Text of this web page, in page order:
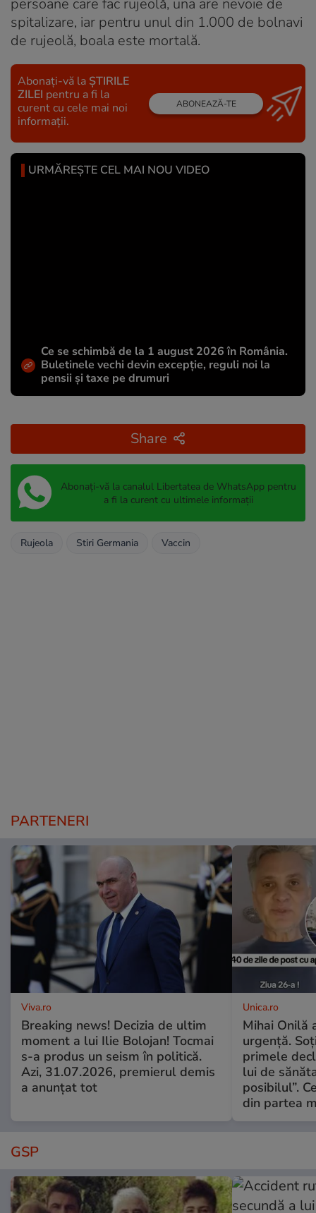
persoane care fac rujeolă, una are nevoie de
spitalizare, iar pentru unul din 1.000 de bolnavi
de rujeolă, boala este mortală.
Abonați-vă la ȘTIRILE
ZILEI pentru a fi la
curent cu cele mai noi
informații.
ABONEAZĂ-TE
URMĂREȘTE CEL MAI NOU VIDEO
Ce se schimbă de la 1 august 2026 în România.
Buletinele vechi devin excepție, reguli noi la
pensii și taxe pe drumuri
Share
Abonați-vă la canalul Libertatea de WhatsApp pentru
a fi la curent cu ultimele informații
Rujeola Stiri Germania Vaccin
PARTENERI
Viva.ro
Breaking news! Decizia de ultim
moment a lui Ilie Bolojan! Tocmai
s-a produs un seism în politică.
Azi, 31.07.2026, premierul demis
a anunțat tot
Unica.ro
Mihai Onilă
urgență.
primele
lui de
posibilul”.
din partea
GSP